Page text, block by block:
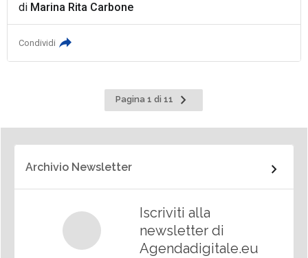
di Marina Rita Carbone
Condividi
Pagina 1 di 11
Pagina
successiva
Archivio Newsletter
Iscriviti alla
newsletter di
Agendadigitale.eu